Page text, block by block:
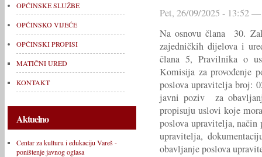
OPĆINSKE SLUŽBE
OPĆINSKO VIJEĆE
OPĆINSKI PROPISI
MATIČNI URED
KONTAKT
Aktuelno
Centar za kulturu i edukaciju Vareš -
poništenje javnog oglasa
Pet, 26/09/2025 - 13:52
Na osnovu člana 30.
zajedničkih dijelova i
člana 5, Pravilnika o
Komisija za provođenje
poslova upravitelja broj:
javni poziv za
propisuju uslovi koje
poslova upravitelja, način
upravitelja,
obavljanje poslova